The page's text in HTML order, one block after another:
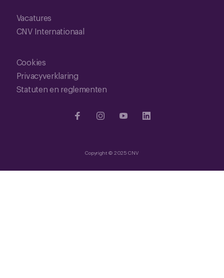
Vacatures
CNV Internationaal
Cookies
Privacyverklaring
Statuten en reglementen
Copyright © 2025 CNV